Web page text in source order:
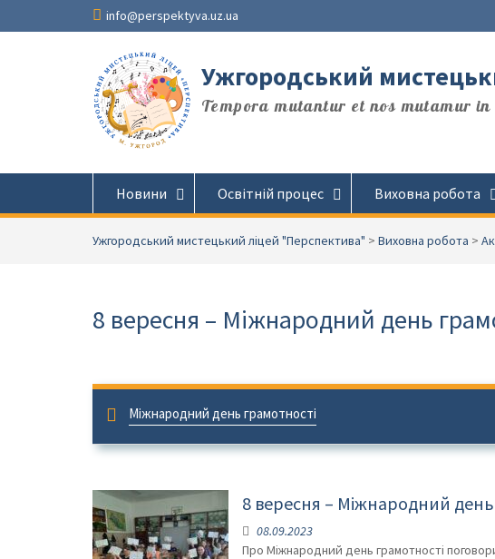
info@perspektyva.uz.ua
Ужгородський
Tempora mutantur et nos mutamur
Новини Освітній процес Виховна робота
Ужгородський мистецький ліцей "Перспектива" > Виховна робота >
8 вересня – Міжнародний день
Міжнародний день грамотності
цілому. Він підкреслює важливість грамотності та хоча б
побудови інтегрованого й мирного суспільства у XXI столітті.
8 вересня – Міжнародний
08.09.2023
Про Міжнародний день грамотності